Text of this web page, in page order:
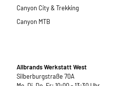
Canyon City & Trekking
Canyon MTB
Allbrands Werkstatt West
Silberburgstraße 70A